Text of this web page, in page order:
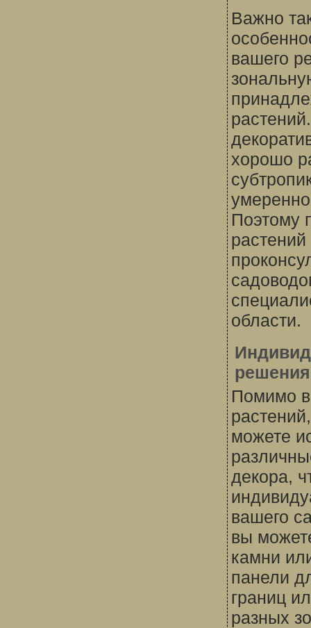
Важно
вашего
хорошо
Поэтому
области.
решения
Помимо
можете
декора,
вашего
вы
камни
панели
границ
разных